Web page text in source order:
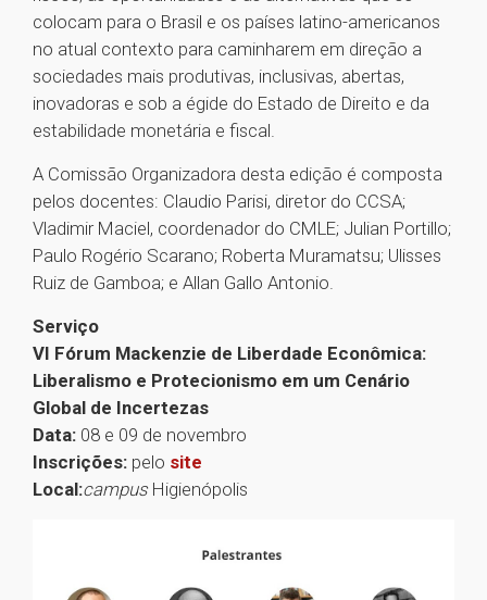
colocam para o Brasil e os países latino-americanos
no atual contexto para caminharem em direção a
sociedades mais produtivas, inclusivas, abertas,
inovadoras e sob a égide do Estado de Direito e da
estabilidade monetária e fiscal.
A Comissão Organizadora desta edição é composta
pelos docentes: Claudio Parisi, diretor do CCSA;
Vladimir Maciel, coordenador do CMLE; Julian Portillo;
Paulo Rogério Scarano; Roberta Muramatsu; Ulisses
Ruiz de Gamboa; e Allan Gallo Antonio.
Serviço
VI Fórum Mackenzie de Liberdade Econômica:
Liberalismo e Protecionismo em um Cenário
Global de Incertezas
Data: 08 e 09 de novembro
Inscrições: pelo site
Local:campus Higienópolis